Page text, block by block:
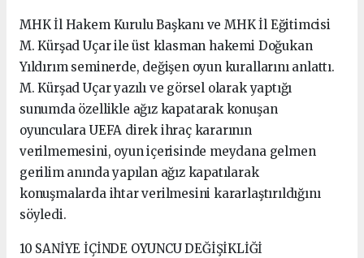
MHK İl Hakem Kurulu Başkanı ve MHK İl Eğitimcisi
M. Kürşad Uçar ile üst klasman hakemi Doğukan
Yıldırım seminerde, değişen oyun kurallarını anlattı.
M. Kürşad Uçar yazılı ve görsel olarak yaptığı
sunumda özellikle ağız kapatarak konuşan
oyunculara UEFA direk ihraç kararının
verilmemesini, oyun içerisinde meydana gelmen
gerilim anında yapılan ağız kapatılarak
konuşmalarda ihtar verilmesini kararlaştırıldığını
söyledi.
10 SANİYE İÇİNDE OYUNCU DEĞİŞİKLİĞİ